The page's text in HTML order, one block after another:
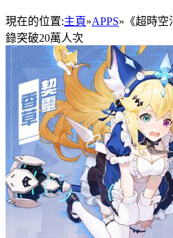
現在的位置:主頁»APPS» 《超時
錄突破20萬人次